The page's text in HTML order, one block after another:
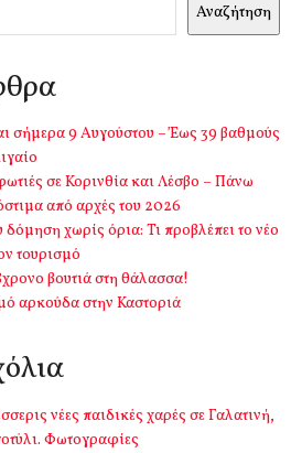
Αναζήτηση
σήμερα 9 Αυγούστου – Έως 39 βαθμούς
σε Κορινθία και Λέσβο – Πάνω
από αρχές του 2026
δόμηση χωρίς όρια: Τι προβλέπει το νέο
τουρισμό
βουτιά στη θάλασσα!
αρκούδα στην Καστοριά
νέες παιδικές χαρές σε Γαλατινή,
Φωτογραφίες